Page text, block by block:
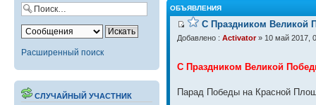
Расширенный поиск
СЛУЧАЙНЫЙ УЧАСТНИК
ОБЪЯВЛЕНИЯ
С Праздником Великой
Добавлено : Activator» 10 май 2017,
С Праздником Великой
Парад Победы на Красной